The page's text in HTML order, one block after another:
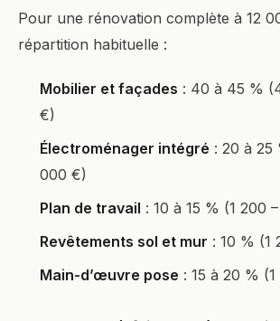
Pour une rénovation complète à 12
répartition habituelle :
Mobilier et façades : 40 à 45 %
€)
Électroménager intégré : 20 à 25
000 €)
Plan de travail : 10 à 15 % (1 200
Revêtements sol et mur : 10 % (1
Main-d’œuvre pose : 15 à 20 %